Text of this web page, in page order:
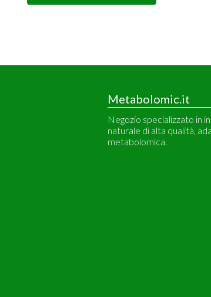
Metabolomic.it
Negozio specializzato in
naturale di alta qualità,
metabolomica.